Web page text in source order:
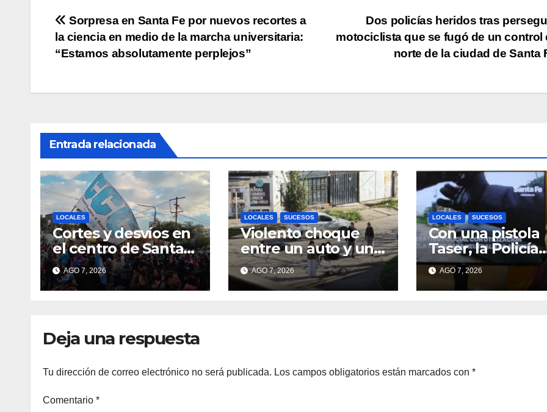
k
k
Navegación
de
Dos policías heridos tras
motociclista que se fugó de un control
norte de la ciudad de Santa
Sorpresa en Santa Fe por nuevos recortes a
la ciencia en medio de la marcha universitaria:
“Estamos absolutamente perplejos”
Entrada relacionada
LOCALES
Cortes y desvíos en
el centro de Santa
Fe por una marcha
de organizaciones
sociales y sindicales
AGO 7, 2026
LOCALES SUCESOS
Violento choque
entre un auto y una
moto en barrio
Alvear: una mujer
quedó tendida
AGO 7, 2026
LOCALES SUCESOS
Con una pistola
Taser, la Policía
redujo a un
que amenazaba
su padre con un
AGO 7, 2026
Deja una respuesta
Tu dirección de correo electrónico no será publicada. Los campos obligatorios están marcados con *
Comentario *